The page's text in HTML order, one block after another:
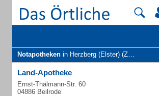
Notapotheken in Herzberg (Elster) (Züllsdorf)
Land-Apotheke
Ernst-Thälmann-Str. 60
04886 Beilrode